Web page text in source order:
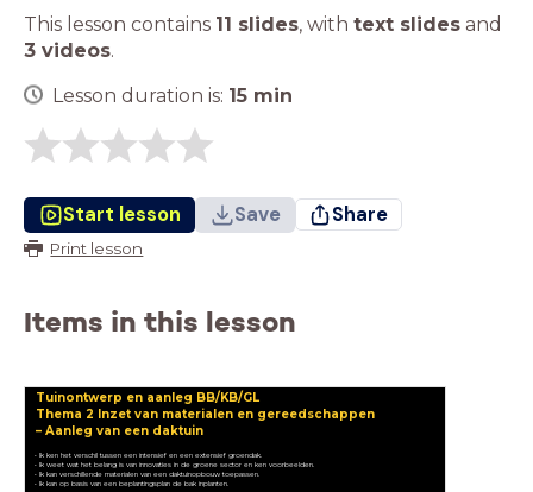
This lesson contains 11 slides, with text slides and
3 videos.
Lesson duration is: 15 min
Start lesson Save Share
Print lesson
Items in this lesson
Tuinontwerp en aanleg BB/KB/GL
Thema 2 Inzet van materialen en gereedschappen
– Aanleg van een daktuin
• Ik ken het verschil tussen een intensief en een extensief groendak.
• Ik kan op basis van een beplantingsplan de bak inplanten.